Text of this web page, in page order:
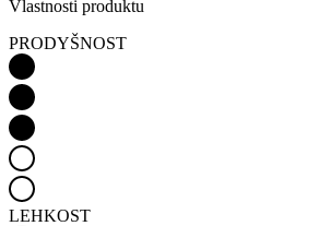
Vlastnosti produktu
PRODYŠNOST
LEHKOST